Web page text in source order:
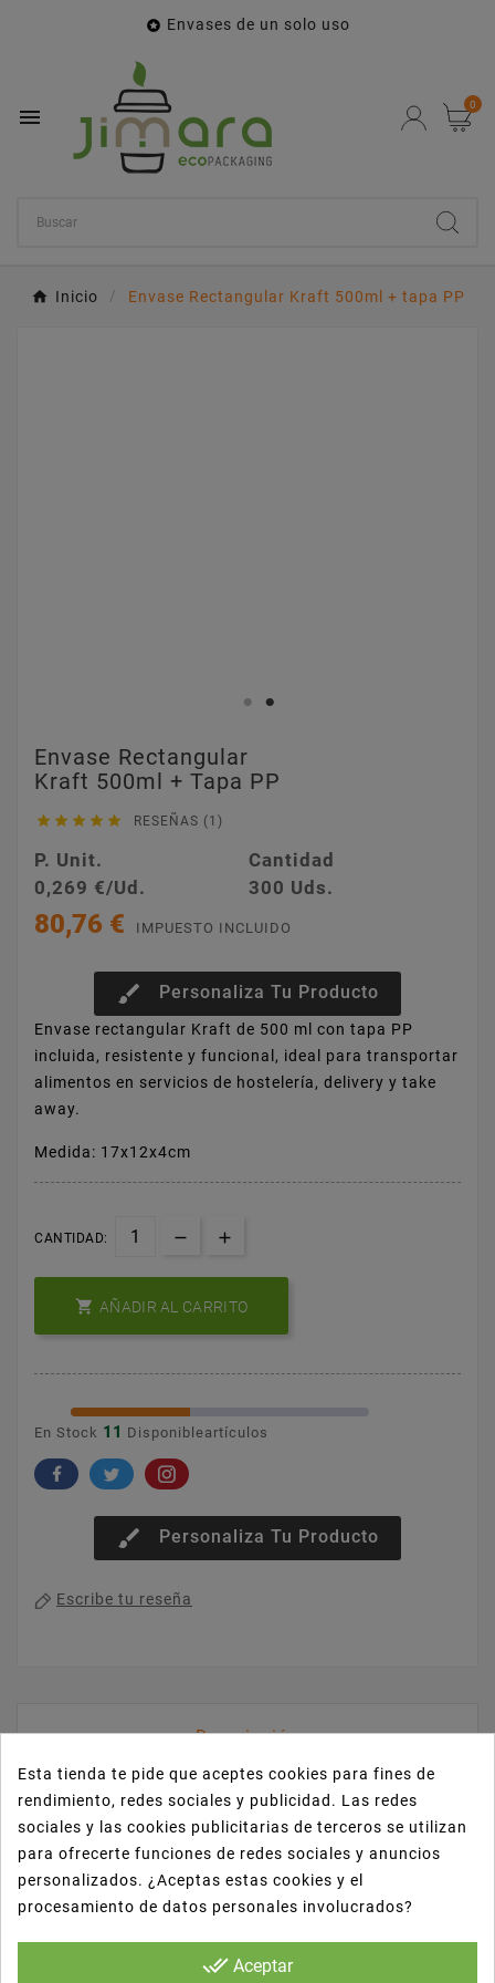
 Envases de un solo uso
 0
Inicio Envase Rectangular Kraft 500ml + tapa PP
Envase Rectangular
Kraft 500ml + Tapa PP
     RESEÑAS (1)
P. Unit.
Cantidad
0,269 €/Ud.
300 Uds.
80,76 € IMPUESTO INCLUIDO
brush Personaliza Tu Producto
Envase rectangular Kraft de 500 ml con tapa PP
incluida, resistente y funcional, ideal para transportar
alimentos en servicios de hostelería, delivery y take
away.
Medida: 17x12x4cm
CANTIDAD:
 AÑADIR AL CARRITO
En Stock 11 Disponibleartículos
brush Personaliza Tu Producto
Escribe tu reseña
Descripción
Detalles del producto
El envase rectangular Kraft de 500 ml con tapa
Esta tienda te pide que aceptes cookies para fines de
rendimiento, redes sociales y publicidad. Las redes
sociales y las cookies publicitarias de terceros se utilizan
para ofrecerte funciones de redes sociales y anuncios
personalizados. ¿Aceptas estas cookies y el
procesamiento de datos personales involucrados?
done_all Aceptar